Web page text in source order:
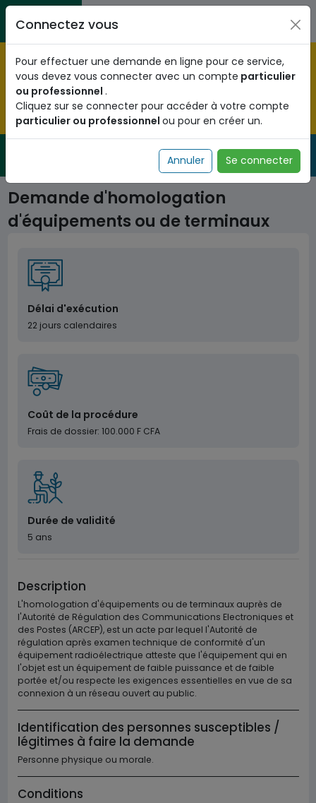
Aller au contenu principal
Citoyens
Pré-enregistrez vous dès maintenant pour le programme
national d'identification biométrique et
obtenez votre Numéro d'Identification Unique (NIU) en
cliquantICI.
Fermer
de l'administration togolaise
Demande d'homologation
d'équipements ou de terminaux
Délai d'exécution
22 jours calendaires
Coût de la procédure
Frais de dossier: 100.000 F CFA
Durée de validité
5 ans
Description
L'homologation d'équipements ou de terminaux auprès de
l'Autorité de Régulation des Communications Electroniques et
des Postes (ARCEP), est un acte par lequel l'Autorité de
régulation après examen technique de conformité d'un
équipement radioélectrique atteste que l'équipement qui en
l'objet est un équipement de faible puissance et de faible
portée et/ou respecte les exigences essentielles en vue de sa
connexion à un réseau ouvert au public.
Identification des personnes susceptibles /
légitimes à faire la demande
Personne physique ou morale.
Conditions
Connectez vous
Pour effectuer une demande en ligne pour ce service,
vous devez vous connecter avec un compte particulier
ou professionnel .
Cliquez sur se connecter pour accéder à votre compte
particulier ou professionnel ou pour en créer un.
Annuler Se connecter